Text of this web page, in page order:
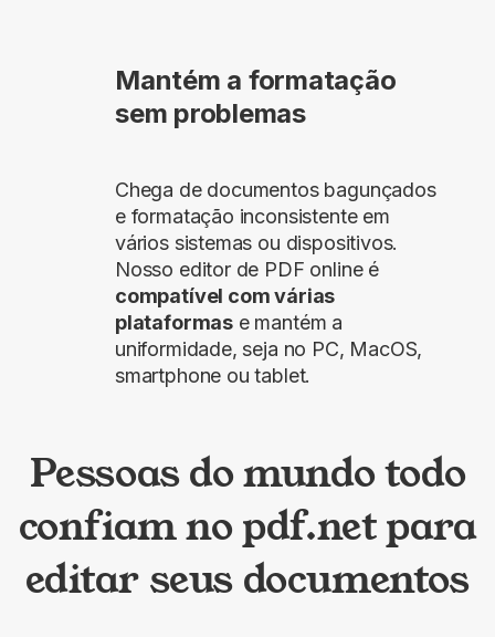
Mantém a formatação
sem problemas
Chega de documentos bagunçados
e formatação inconsistente em
vários sistemas ou dispositivos.
Nosso editor de PDF online é
compatível com várias
plataformas e mantém a
uniformidade, seja no PC, MacOS,
smartphone ou tablet.
Pessoas do mundo todo
confiam no pdf.net para
editar seus documentos